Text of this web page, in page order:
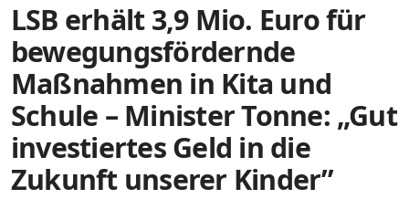
LSB erhält 3,9 Mio. Euro für
bewegungsfördernde
Maßnahmen in Kita und
Schule – Minister Tonne: „Gut
investiertes Geld in die
Zukunft unserer Kinder”